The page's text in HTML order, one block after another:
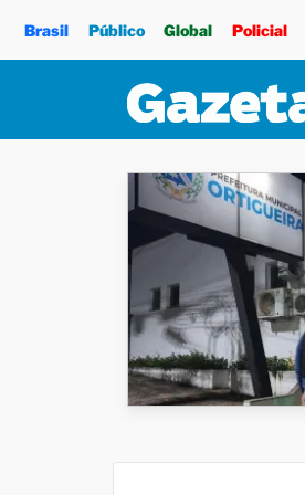
Brasil Público Global Policial